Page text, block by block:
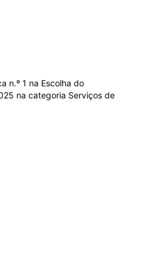
n.º 1 na Escolha do
na categoria Serviços de